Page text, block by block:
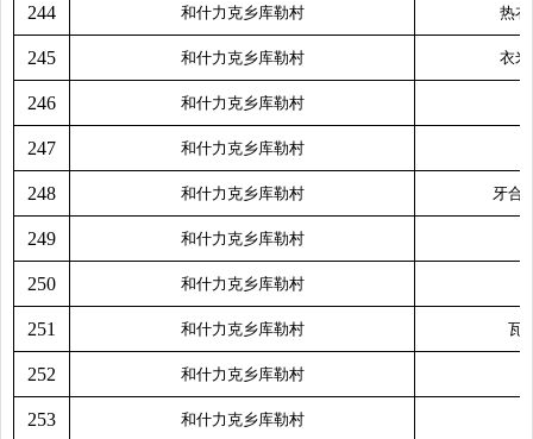
244 和什力克乡库勒村 热衣
245 和什力克乡库勒村 衣米
246 和什力克乡库勒村
247 和什力克乡库勒村
248 和什力克乡库勒村 牙合
249 和什力克乡库勒村
250 和什力克乡库勒村
251 和什力克乡库勒村 瓦
252 和什力克乡库勒村
253 和什力克乡库勒村